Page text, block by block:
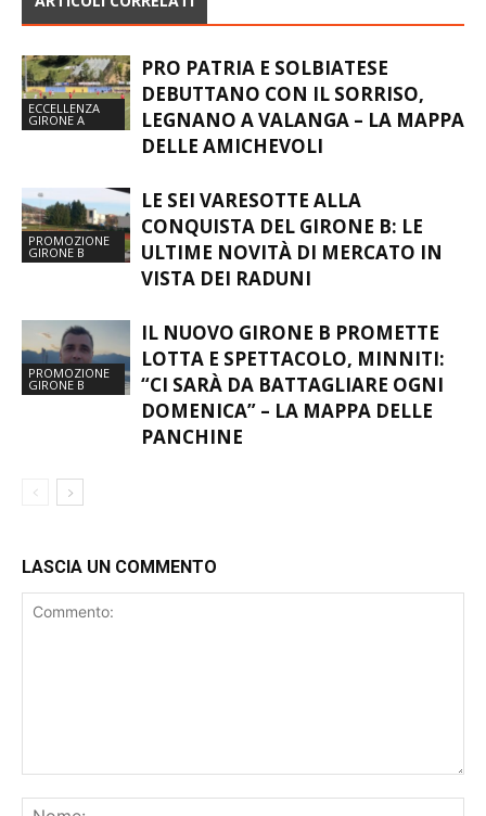
ECCELLENZA
GIRONE A
PRO PATRIA E SOLBIATESE
LEGNANO A VALANGA – LA MAPPA
DELLE AMICHEVOLI
PROMOZIONE
GIRONE B
LE SEI VARESOTTE ALLA
ULTIME NOVITÀ DI MERCATO IN
VISTA DEI RADUNI
PROMOZIONE
GIRONE B
IL NUOVO GIRONE B PROMETTE
“CI SARÀ DA BATTAGLIARE OGNI
DOMENICA” – LA MAPPA DELLE
PANCHINE